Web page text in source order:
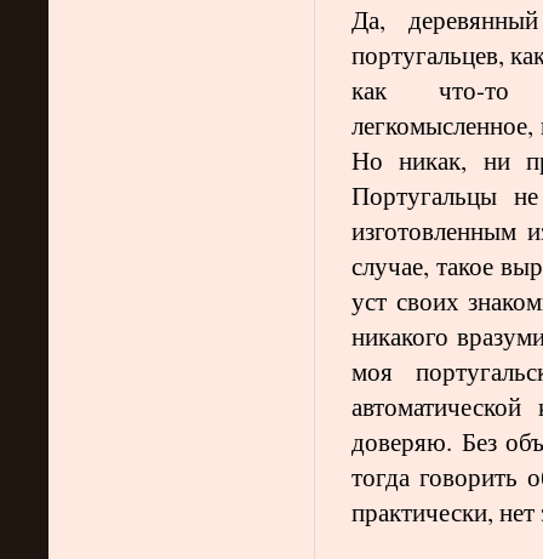
Да,
португальцев,
как что-то
Но никак, ни
Португальцы
изготовленным
случае, такое
уст своих
никакого
моя
доверяю. Без
тогда
практически,